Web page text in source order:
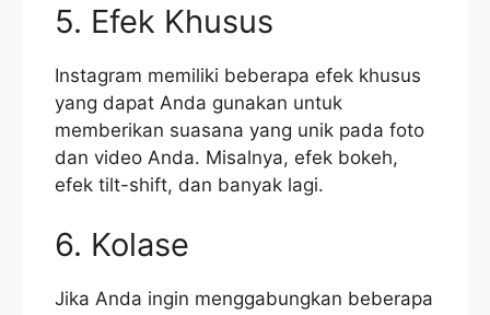
5. Efek Khusus
Instagram memiliki beberapa efek khusus
yang dapat Anda gunakan untuk
memberikan suasana yang unik pada foto
dan video Anda. Misalnya, efek bokeh,
efek tilt-shift, dan banyak lagi.
6. Kolase
Jika Anda ingin menggabungkan beberapa